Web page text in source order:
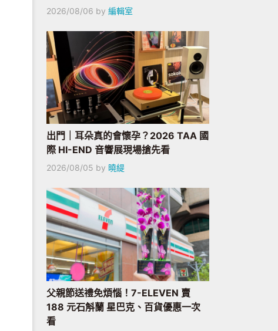
2026/08/06 by 編輯室
出門｜耳朵真的會懷孕？2026 TAA 國
際 HI-END 音響展現場搶先看
2026/08/05 by 曉緹
父親節送禮免煩惱！7-ELEVEN 賣
188 元石斛蘭 星巴克、百貨優惠一次
看